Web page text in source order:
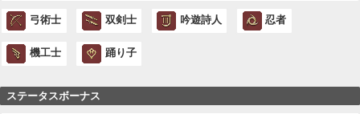
弓術士 双剣士 吟遊詩人 忍者
機工士 踊り子
ステータスボーナス